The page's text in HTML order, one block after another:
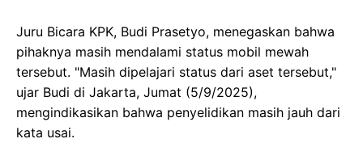
Juru Bicara KPK, Budi Prasetyo, menegaskan bahwa
pihaknya masih mendalami status mobil mewah
tersebut. "Masih dipelajari status dari aset tersebut,"
ujar Budi di Jakarta, Jumat (5/9/2025),
mengindikasikan bahwa penyelidikan masih jauh dari
kata usai.